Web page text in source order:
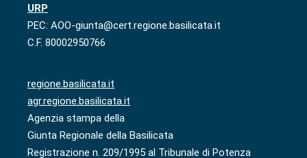
URP
PEC: AOO-giunta@cert.regione.basilicata.it
C.F. 80002950766
regione.basilicata.it
agr.regione.basilicata.it
Agenzia stampa della
Giunta Regionale della Basilicata
Registrazione n. 209/1995 al Tribunale di Potenza